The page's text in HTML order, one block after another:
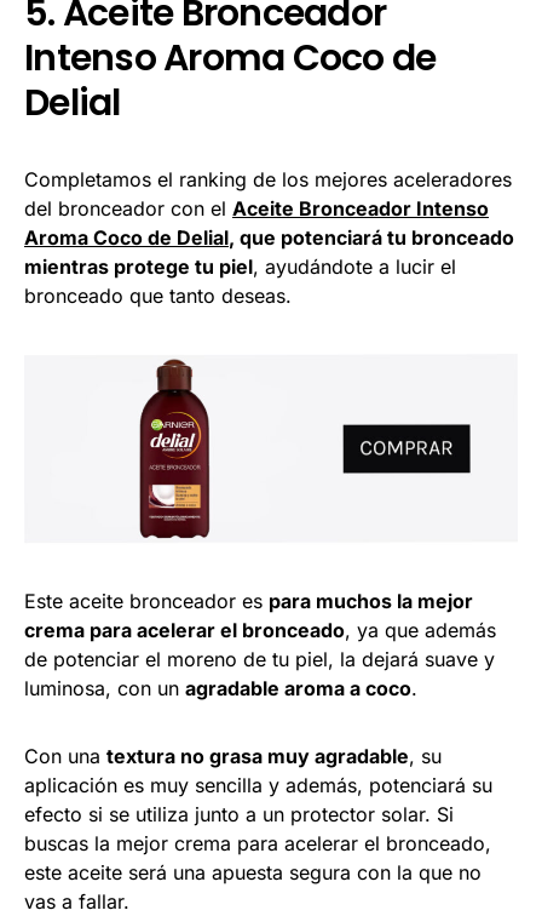
5. Aceite Bronceador
Intenso Aroma Coco de
Delial
Completamos el ranking de los mejores aceleradores
del bronceador con el Aceite Bronceador Intenso
Aroma Coco de Delial, que potenciará tu bronceado
mientras protege tu piel, ayudándote a lucir el
bronceado que tanto deseas.
Este aceite bronceador es para muchos la mejor
crema para acelerar el bronceado, ya que además
de potenciar el moreno de tu piel, la dejará suave y
luminosa, con un agradable aroma a coco.
Con una textura no grasa muy agradable, su
aplicación es muy sencilla y además, potenciará su
efecto si se utiliza junto a un protector solar. Si
buscas la mejor crema para acelerar el bronceado,
este aceite será una apuesta segura con la que no
vas a fallar.